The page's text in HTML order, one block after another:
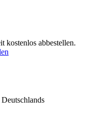
kostenlos abbestellen.